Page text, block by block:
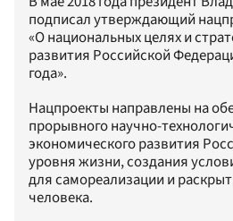
подписал утверждающий
«О национальных целях и
развития Российской
года».
Нацпроекты направлены на
прорывного научно-
экономического развития
уровня жизни, создания
для самореализации и
человека.